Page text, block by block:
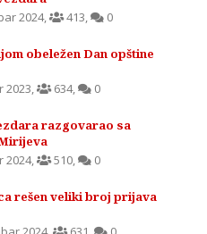
2024, 413, 0
obeležen Dan opštine
2023, 634, 0
razgovarao sa
2024, 510, 0
rešen veliki broj prijava